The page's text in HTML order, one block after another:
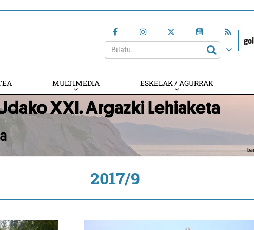
MULTIMEDIA ESKELAK / AGURRAK
2017/9